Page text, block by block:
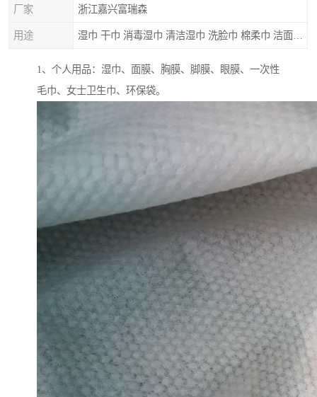
厂家 浙江嘉兴富瑞森
用途
1、个人用品：湿巾、面膜、胸膜、脚膜、眼膜、一次性
毛巾、女士卫生巾、环保袋。